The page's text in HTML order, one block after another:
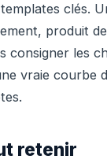
clés.
produit
consigner les
vraie courbe
retenir